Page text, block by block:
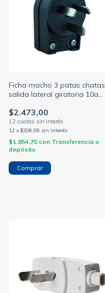
Ficha macho 3 patas chatas
salida lateral giratoria 10a
$2.473,00
12 x$206,08 sin interés
$1.854,75 con Transferencia o
depósito